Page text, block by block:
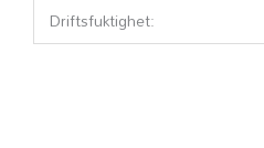
Driftsfuktighet: